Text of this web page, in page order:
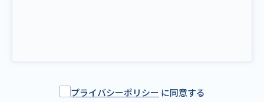
プライバシーポリシー に同意する